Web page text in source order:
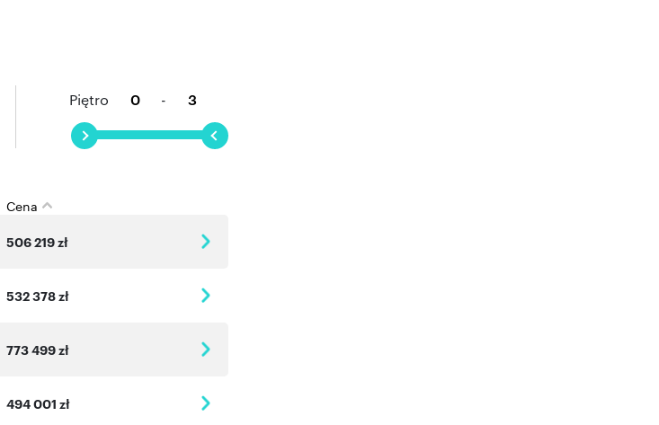
wyjątkowy spokój i bliskość
świeże powietrze. Inwestycja
oferuje widok na panoramę
Piętro -
Cena
506 219 zł
532 378 zł
773 499 zł
494 001 zł